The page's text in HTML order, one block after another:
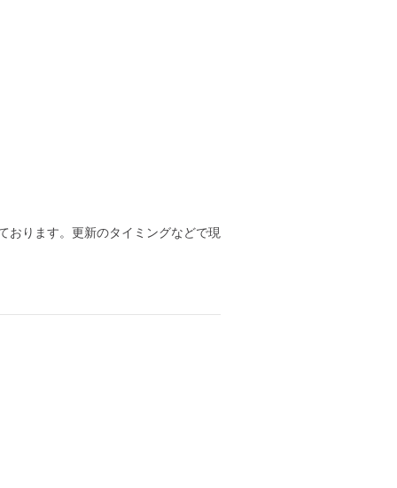
おります。更新のタイミングなどで現